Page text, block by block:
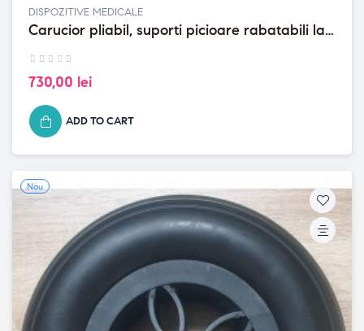
DISPOZITIVE MEDICALE
Carucior pliabil, suporti picioare rabatabili la
730,00 lei
ADD TO CART
Nou